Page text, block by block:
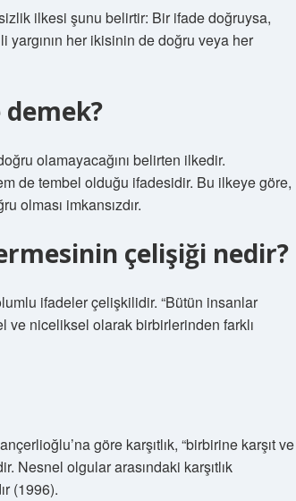
ilkesi şunu belirtir: Bir ifade doğruysa,
yargının her ikisinin de doğru veya her
olamayacağını belirten ilkedir.
de tembel olduğu ifadesidir. Bu ilkeye göre,
olması imkansızdır.
çelişiği nedir?
ifadeler çelişkilidir. “Bütün insanlar
ve niceliksel olarak birbirlerinden farklı
göre karşıtlık, “birbirine karşıt ve
Nesnel olgular arasındaki karşıtlık
(1996).